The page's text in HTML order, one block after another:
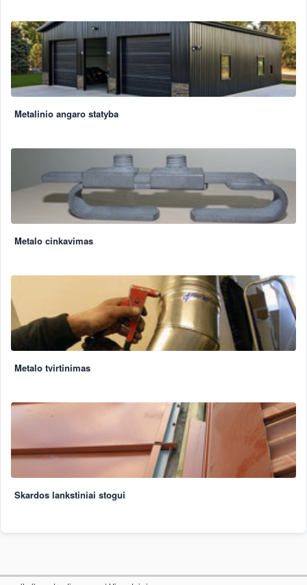
Metalinio angaro statyba
Metalo cinkavimas
Metalo tvirtinimas
Skardos lankstiniai stogui